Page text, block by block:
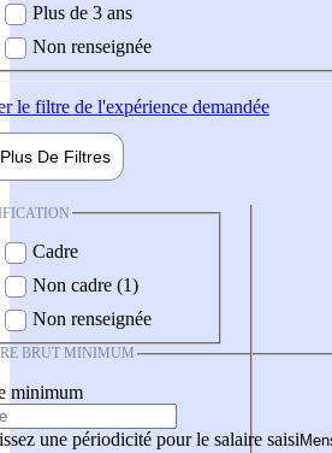
Plus de 3 ans
Non renseignée
le filtre de l'expérience demandée
Plus De Filtres
Cadre
Non cadre (1)
Non renseignée
BRUT MINIMUM
minimum
une périodicité pour le salaire saisi